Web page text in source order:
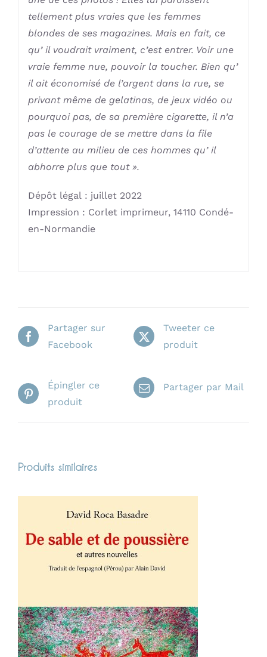
tellement plus vraies que les femmes
blondes de ses magazines. Mais en fait, ce
qu’ il voudrait vraiment, c’est entrer. Voir une
vraie femme nue, pouvoir la toucher. Bien qu’
il ait économisé de l’argent dans la rue, se
privant même de gelatinas, de jeux vidéo ou
pourquoi pas, de sa première cigarette, il n’a
pas le courage de se mettre dans la file
d’attente au milieu de ces hommes qu’ il
abhorre plus que tout ».
Dépôt légal : juillet 2022
Impression : Corlet imprimeur, 14110 Condé-
en-Normandie
Partager sur
Facebook
Tweeter ce
produit
Épingler ce
produit
Partager par Mail
Produits similaires
AJOUTER AU PANIER
/
DÉTAILS